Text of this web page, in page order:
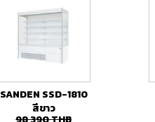
SANDEN SSD-1810
สีขาว